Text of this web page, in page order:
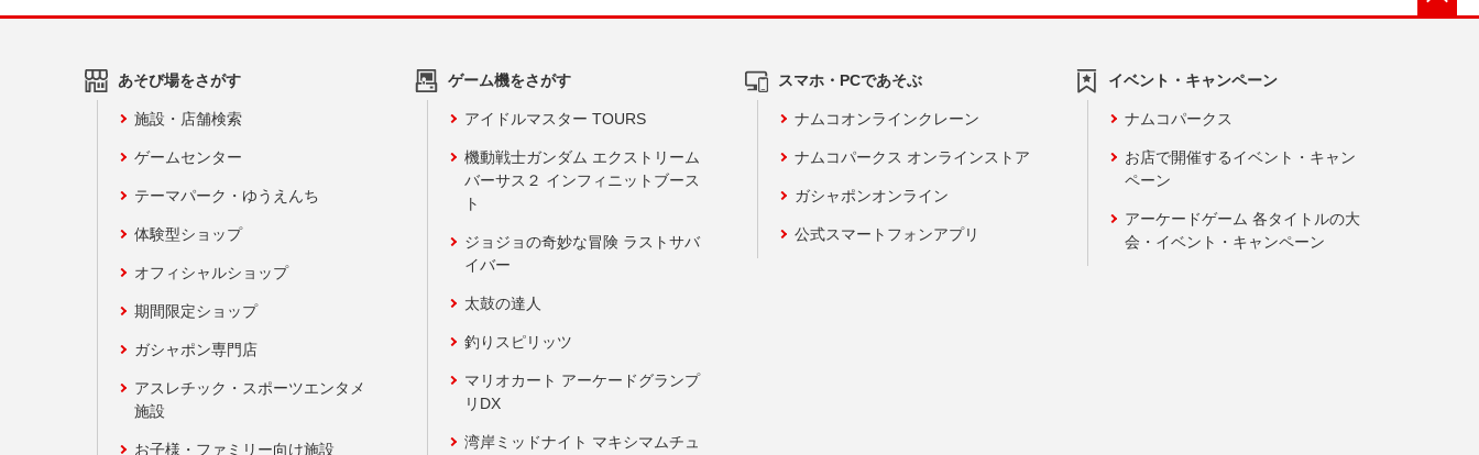
あそび場をさがす
施設・店舗検索
ゲームセンター
テーマパーク・ゆうえんち
体験型ショップ
オフィシャルショップ
期間限定ショップ
ガシャポン専門店
アスレチック・スポーツエンタメ
施設
お子様・ファミリー向け施設
ゲーム機をさがす
アイドルマスター TOURS
機動戦士ガンダム エクストリーム
バーサス２ インフィニットブース
ト
ジョジョの奇妙な冒険 ラストサバ
イバー
太鼓の達人
釣りスピリッツ
マリオカート アーケードグランプ
リDX
湾岸ミッドナイト マキシマムチュ
スマホ・PCであそぶ
ナムコオンラインクレーン
ナムコパークス オンラインストア
ガシャポンオンライン
公式スマートフォンアプリ
イベント・キャンペーン
ナムコパークス
お店で開催するイベント・キャン
ペーン
アーケードゲーム 各タイトルの大
会・イベント・キャンペーン